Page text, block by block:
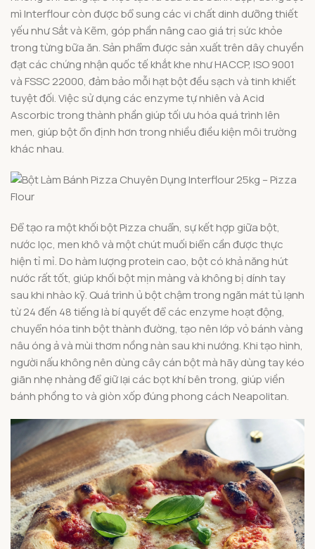
mì Interflour còn được bổ sung các vi chất dinh dưỡng thiết
yếu như Sắt và Kẽm, góp phần nâng cao giá trị sức khỏe
trong từng bữa ăn. Sản phẩm được sản xuất trên dây chuyền
đạt các chứng nhận quốc tế khắt khe như HACCP, ISO 9001
và FSSC 22000, đảm bảo mỗi hạt bột đều sạch và tinh khiết
tuyệt đối. Việc sử dụng các enzyme tự nhiên và Acid
Ascorbic trong thành phần giúp tối ưu hóa quá trình lên
men, giúp bột ổn định hơn trong nhiều điều kiện môi trường
khác nhau.
Để tạo ra một khối bột Pizza chuẩn, sự kết hợp giữa bột,
nước lọc, men khô và một chút muối biển cần được thực
hiện tỉ mỉ. Do hàm lượng protein cao, bột có khả năng hút
nước rất tốt, giúp khối bột mịn màng và không bị dính tay
sau khi nhào kỹ. Quá trình ủ bột chậm trong ngăn mát tủ lạnh
từ 24 đến 48 tiếng là bí quyết để các enzyme hoạt động,
chuyển hóa tinh bột thành đường, tạo nên lớp vỏ bánh vàng
nâu óng ả và mùi thơm nồng nàn sau khi nướng. Khi tạo hình,
người nấu không nên dùng cây cán bột mà hãy dùng tay kéo
giãn nhẹ nhàng để giữ lại các bọt khí bên trong, giúp viền
bánh phồng to và giòn xốp đúng phong cách Neapolitan.